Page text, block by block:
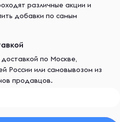
различные акции и
добавки по самым
по Москве,
России или самовывозом из
продавцов.